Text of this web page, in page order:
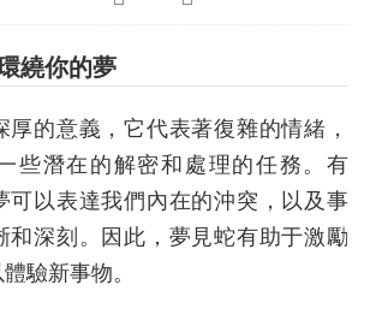
繞你的夢
厚的意義，它代表著復雜的情緒，
些潛在的解密和處理的任務。有
可以表達我們內在的沖突，以及事
和深刻。因此，夢見蛇有助于激勵
驗新事物。